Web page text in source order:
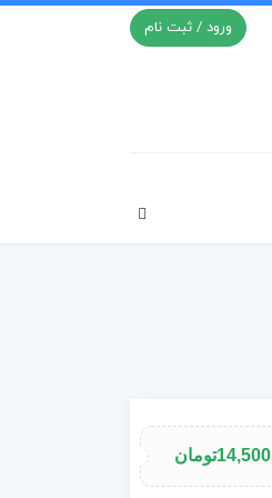
ورود / ثبت نام
14,500تومان